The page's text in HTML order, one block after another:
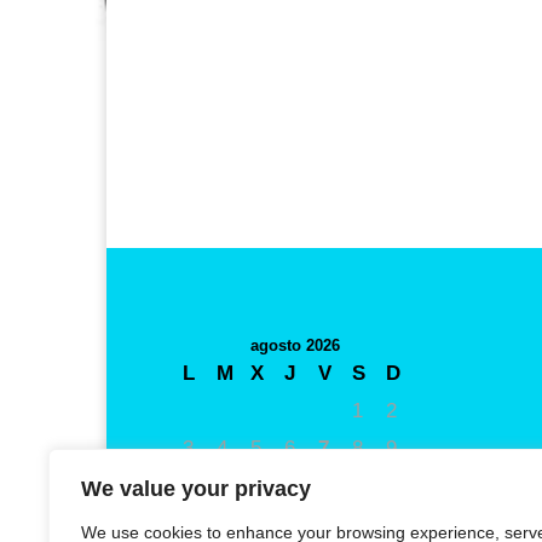
We value your privacy
We use cookies to enhance your browsing experience,
agosto 2026
L M X J V S
D
1
2
3
4 5 6 7 8
9
10 11 12 13
17
21